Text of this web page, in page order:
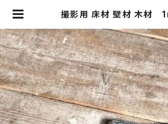
撮影用 床材 壁材 木材
り 商品撮影 物撮り
WORKS